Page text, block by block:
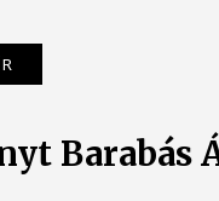
Barabás